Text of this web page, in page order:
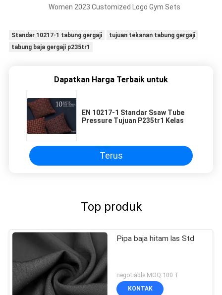
Women 2023 Customized Logo Gym Sets
Standar 10217-1 tabung gergaji
tujuan tekanan tabung gergaji
tabung baja gergaji p235tr1
Dapatkan Harga Terbaik untuk
EN 10217-1 Standar Ssaw Tube
Pressure Tujuan P235tr1 Kelas
Terus
Top produk
Pipa baja hitam las Std
negotiable MOQ:100 T
KONTAK